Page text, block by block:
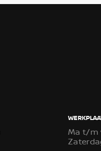
Ma t/m